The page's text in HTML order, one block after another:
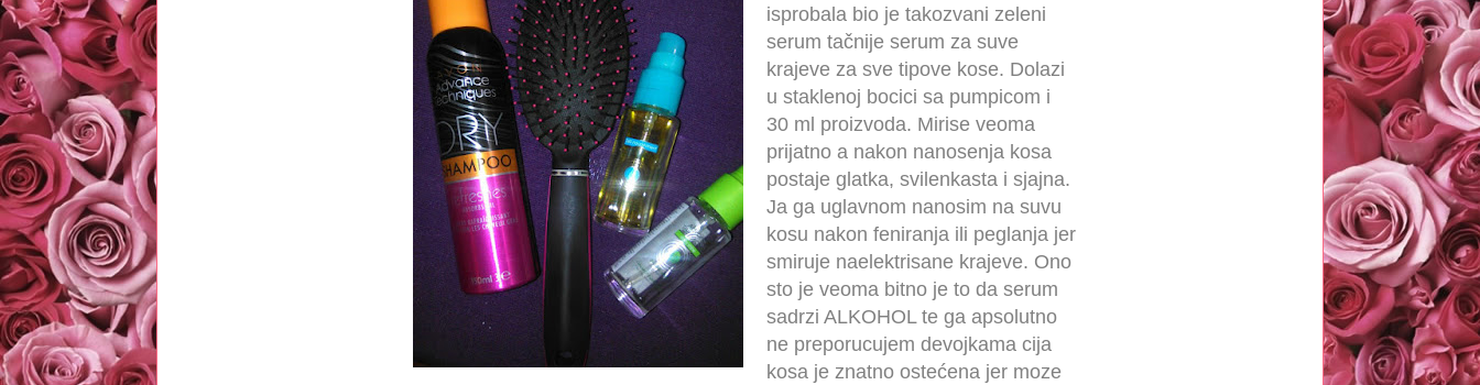
isprobala bio je takozvani zeleni
serum tačnije serum za suve
krajeve za sve tipove kose. Dolazi
u staklenoj bocici sa pumpicom i
30 ml proizvoda. Mirise veoma
prijatno a nakon nanosenja kosa
postaje glatka, svilenkasta i sjajna.
Ja ga uglavnom nanosim na suvu
kosu nakon feniranja ili peglanja jer
smiruje naelektrisane krajeve. Ono
sto je veoma bitno je to da serum
sadrzi ALKOHOL te ga apsolutno
ne preporucujem devojkama cija
kosa je znatno ostećena jer moze